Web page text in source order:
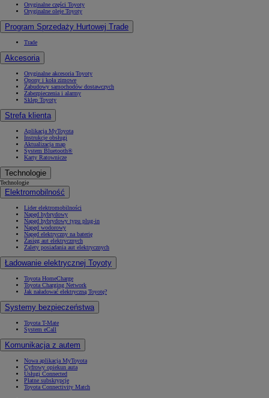
Oryginalne części Toyoty
Oryginalne oleje Toyoty
Program Sprzedaży Hurtowej Trade
Trade
Akcesoria
Oryginalne akcesoria Toyoty
Opony i koła zimowe
Zabudowy samochodów dostawczych
Zabezpieczenia i alarmy
Sklep Toyoty
Strefa klienta
Aplikacja MyToyota
Instrukcje obsługi
Aktualizacja map
System Bluetooth®
Karty Ratownicze
Technologie
Technologie
Elektromobilność
Lider elektromobilności
Napęd hybrydowy
Napęd hybrydowy typu plug-in
Napęd wodorowy
Napęd elektryczny na baterię
Zasięg aut elektrycznych
Zalety posiadania aut elektrycznych
Ładowanie elektrycznej Toyoty
Toyota HomeCharge
Toyota Charging Network
Jak naładować elektryczną Toyotę?
Systemy bezpieczeństwa
Toyota T-Mate
System eCall
Komunikacja z autem
Nowa aplikacja MyToyota
Cyfrowy opiekun auta
Usługi Connected
Płatne subskrypcje
Toyota Connectivity Match